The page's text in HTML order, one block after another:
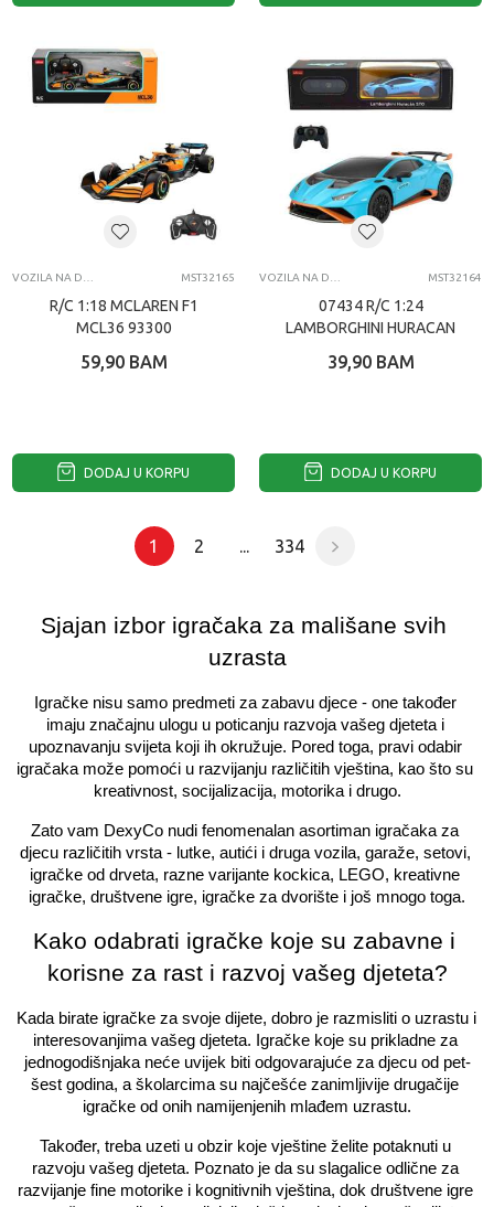
MST32165
R/C 1:18 MCLAREN F1
MCL36 93300
59,90 BAM
DODAJ U KORPU
MST32164
07434 R/C 1:24
LAMBORGHINI HURACAN
39,90 BAM
DODAJ U KORPU
1 2 ... 334
Sjajan izbor igračaka za mališane svih
uzrasta
Igračke nisu samo predmeti za zabavu djece - one također
imaju značajnu ulogu u poticanju razvoja vašeg djeteta i
upoznavanju svijeta koji ih okružuje. Pored toga, pravi odabir
igračaka može pomoći u razvijanju različitih vještina, kao što su
kreativnost, socijalizacija, motorika i drugo.
Zato vam DexyCo nudi fenomenalan asortiman igračaka za
djecu različitih vrsta - lutke, autići i druga vozila, garaže, setovi,
igračke od drveta, razne varijante kockica, LEGO, kreativne
igračke, društvene igre, igračke za dvorište i još mnogo toga.
Kako odabrati igračke koje su zabavne i
korisne za rast i razvoj vašeg djeteta?
Kada birate igračke za svoje dijete, dobro je razmisliti o uzrastu i
interesovanjima vašeg djeteta. Igračke koje su prikladne za
jednogodišnjaka neće uvijek biti odgovarajuće za djecu od pet-
šest godina, a školarcima su najčešće zanimljivije drugačije
igračke od onih namijenjenih mlađem uzrastu.
Također, treba uzeti u obzir koje vještine želite potaknuti u
razvoju vašeg djeteta. Poznato je da su slagalice odlične za
razvijanje fine motorike i kognitivnih vještina, dok društvene igre